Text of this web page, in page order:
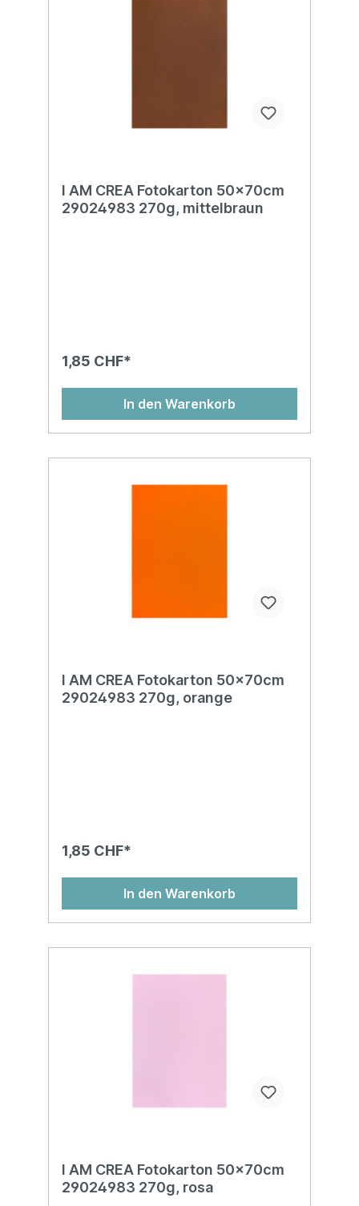
I AM CREA Fotokarton 50x70cm
29024983 270g, mittelbraun
1,85 CHF*
In den Warenkorb
I AM CREA Fotokarton 50x70cm
29024983 270g, orange
1,85 CHF*
In den Warenkorb
I AM CREA Fotokarton 50x70cm
29024983 270g, rosa